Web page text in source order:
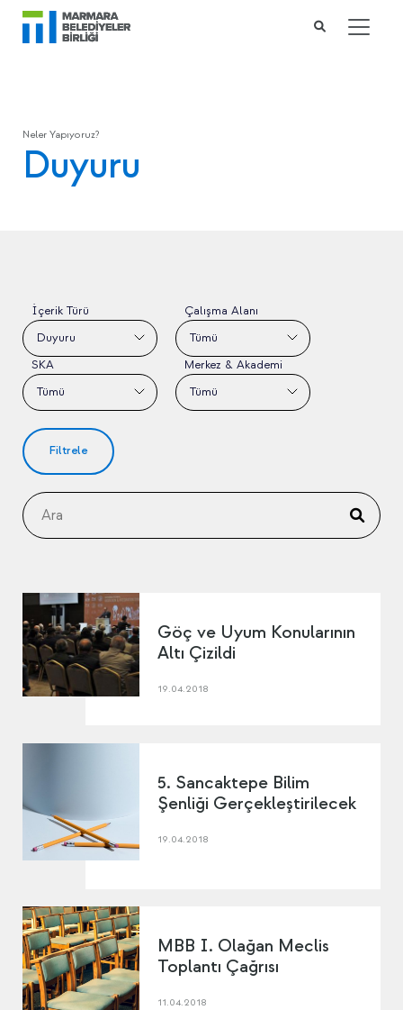
Neler Yapıyoruz?
Duyuru
İçerik Türü
Duyuru
Çalışma Alanı
Tümü
SKA
Tümü
Merkez & Akademi
Tümü
Filtrele
Göç ve Uyum Konularının
Altı Çizildi
19.04.2018
5. Sancaktepe Bilim
Şenliği Gerçekleştirilecek
19.04.2018
MBB I. Olağan Meclis
Toplantı Çağrısı
11.04.2018